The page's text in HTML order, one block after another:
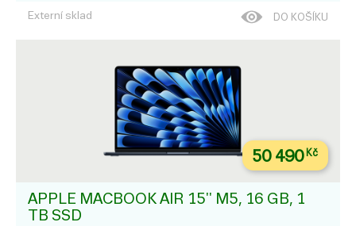
Externí sklad DO KOŠÍKU
50 490Kč
APPLE MACBOOK AIR 15'' M5, 16 GB, 1
TB SSD